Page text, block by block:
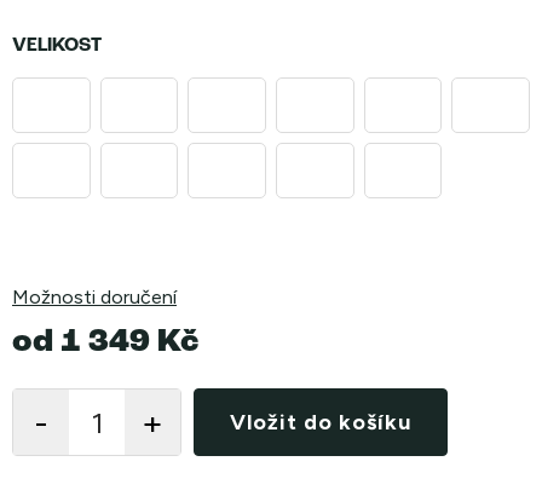
VELIKOST
Možnosti doručení
od 1 349 Kč
cena:
Vložit do košíku